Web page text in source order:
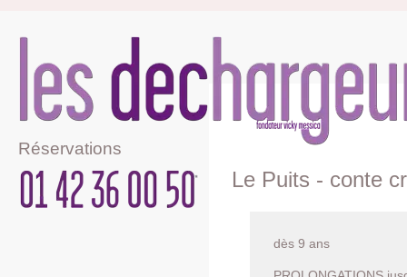
Réservations
Le Puits - conte
dès 9 ans